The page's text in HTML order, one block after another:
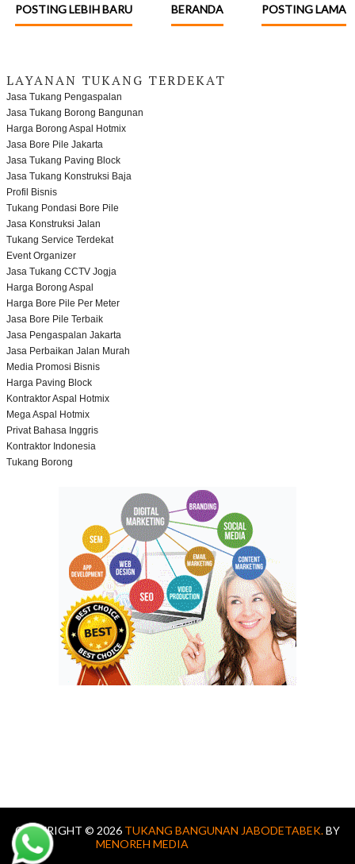
POSTING LEBIH BARU POSTING LAMA
BERANDA
LAYANAN TUKANG TERDEKAT
Jasa Tukang Pengaspalan
Jasa Tukang Borong Bangunan
Harga Borong Aspal Hotmix
Jasa Bore Pile Jakarta
Jasa Tukang Paving Block
Jasa Tukang Konstruksi Baja
Profil Bisnis
Tukang Pondasi Bore Pile
Jasa Konstruksi Jalan
Tukang Service Terdekat
Event Organizer
Jasa Tukang CCTV Jogja
Harga Borong Aspal
Harga Bore Pile Per Meter
Jasa Bore Pile Terbaik
Jasa Pengaspalan Jakarta
Jasa Perbaikan Jalan Murah
Media Promosi Bisnis
Harga Paving Block
Kontraktor Aspal Hotmix
Mega Aspal Hotmix
Privat Bahasa Inggris
Kontraktor Indonesia
Tukang Borong
COPYRIGHT © 2026 TUKANG BANGUNAN JABODETABEK.BY
MENOREH MEDIA